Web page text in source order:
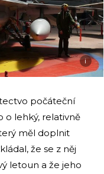
i
počáteční
o lehký, relativně
měl doplnit
že se z něj
letoun a že jeho